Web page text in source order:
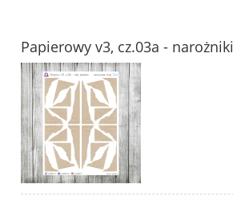
Papierowy v3, cz.03a - narożniki